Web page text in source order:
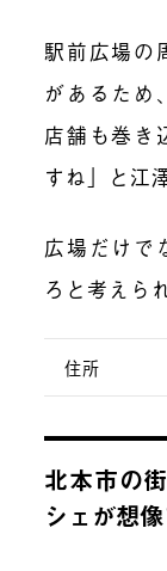
駅前広場の
があるため
店舗も巻き
すね」と江
広場だけで
ろと考えら
住所
北本市の
シェが想